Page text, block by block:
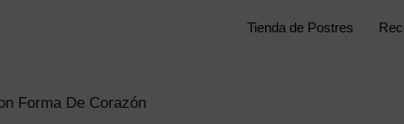
Tienda de Postres
Forma De Corazón